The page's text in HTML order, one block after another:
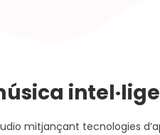
mitjançant tecnologies